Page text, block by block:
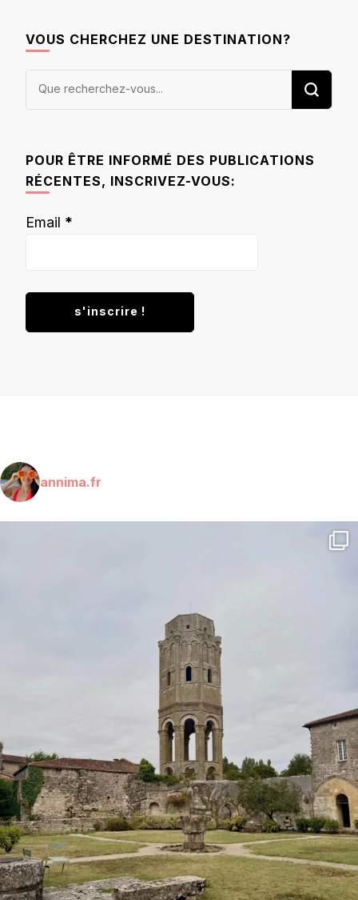
VOUS CHERCHEZ UNE DESTINATION?
Vous
POUR ÊTRE INFORMÉ DES PUBLICATIONS
RÉCENTES, INSCRIVEZ-VOUS:
Email *
annima.fr